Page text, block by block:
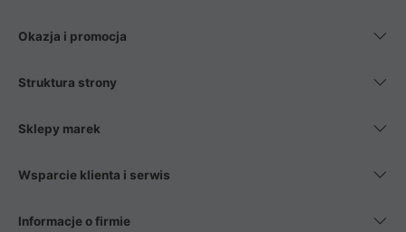
Okazja i promocja
Struktura strony
Sklepy marek
Wsparcie klienta i serwis
Informacje o firmie